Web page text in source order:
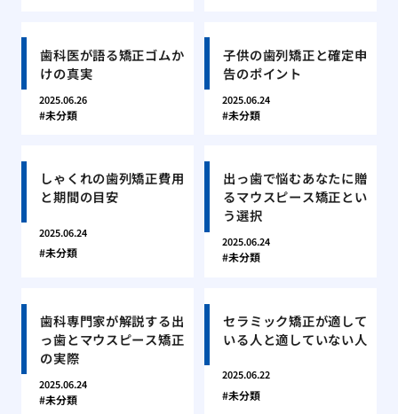
歯科医が語る矯正ゴムか
けの真実
2025.06.26
未分類
子供の歯列矯正と確定申
告のポイント
2025.06.24
未分類
しゃくれの歯列矯正費用
と期間の目安
2025.06.24
未分類
出っ歯で悩むあなたに贈
るマウスピース矯正とい
う選択
2025.06.24
未分類
歯科専門家が解説する出
っ歯とマウスピース矯正
の実際
2025.06.24
未分類
セラミック矯正が適して
いる人と適していない人
2025.06.22
未分類